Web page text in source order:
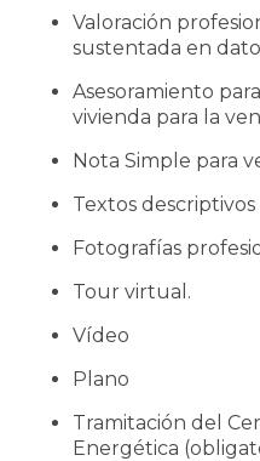
Valoración
sustentada en
Asesoramiento
vivienda para la
Nota Simple para
Textos
Fotografías
Tour virtual.
Vídeo
Plano
Tramitación del
Energética